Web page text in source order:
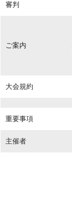
審判
ご案内
大会規約
重要事項
主催者